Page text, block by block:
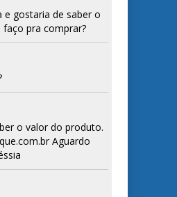
e gostaria de saber o
pra comprar?
o valor do produto.
Aguardo